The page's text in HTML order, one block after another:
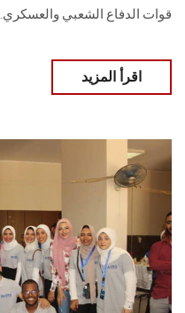
قوات الدفاع الشعبي والعسكري.
اقرأ المزيد